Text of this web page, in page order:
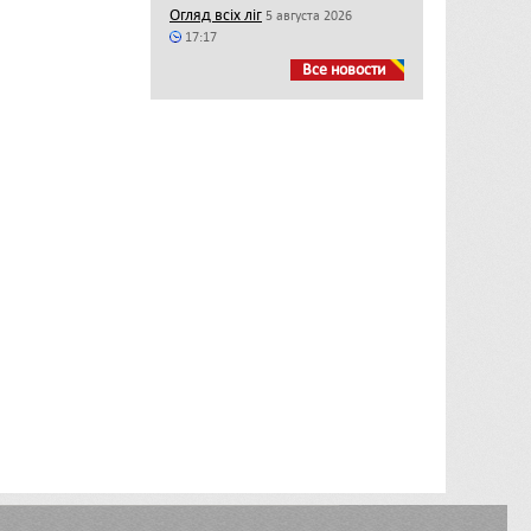
Огляд всіх ліг 5 августа 2026
17:17
Все новости